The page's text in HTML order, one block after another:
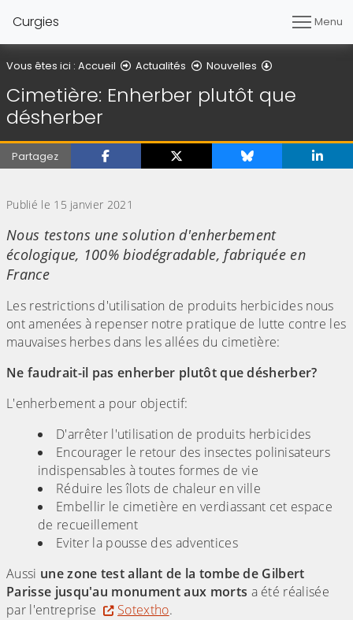
Curgies Menu
Vous êtes ici : Accueil Actualités Nouvelles
Cimetière: Enherber plutôt que
désherber
Partagez
Publié le 15 janvier 2021
Nous testons une solution d'enherbement
écologique, 100% biodégradable, fabriquée en
France
Les restrictions d'utilisation de produits herbicides nous
ont amenées à repenser notre pratique de lutte contre les
mauvaises herbes dans les allées du cimetière:
Ne faudrait-il pas enherber plutôt que désherber?
L'enherbement a pour objectif:
D'arrêter l'utilisation de produits herbicides
Encourager le retour des insectes polinisateurs
indispensables à toutes formes de vie
Réduire les îlots de chaleur en ville
Embellir le cimetière en verdiassant cet espace
de recueillement
Eviter la pousse des adventices
Aussi une zone test allant de la tombe de Gilbert
Parisse jusqu'au monument aux morts a été réalisée
par l'entreprise
Sotextho.